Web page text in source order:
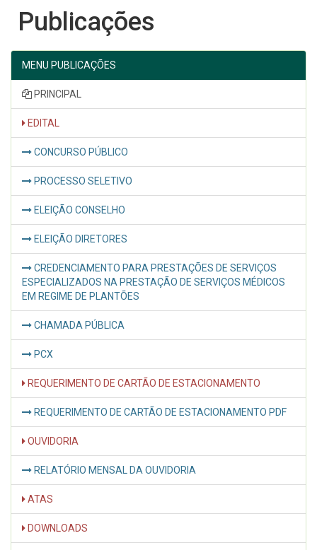
Publicações
MENU PUBLICAÇÕES
PRINCIPAL
EDITAL
CONCURSO PÚBLICO
PROCESSO SELETIVO
ELEIÇÃO CONSELHO
ELEIÇÃO DIRETORES
CREDENCIAMENTO PARA PRESTAÇÕES DE SERVIÇOS
ESPECIALIZADOS NA PRESTAÇÃO DE SERVIÇOS MÉDICOS
EM REGIME DE PLANTÕES
CHAMADA PÚBLICA
PCX
REQUERIMENTO DE CARTÃO DE ESTACIONAMENTO
REQUERIMENTO DE CARTÃO DE ESTACIONAMENTO PDF
OUVIDORIA
RELATÓRIO MENSAL DA OUVIDORIA
ATAS
DOWNLOADS